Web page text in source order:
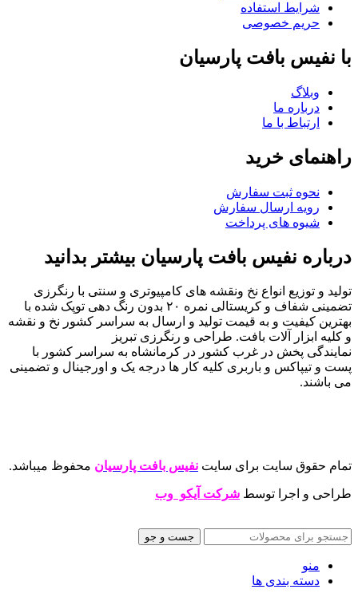
شرایط استفاده
حریم خصوصی
با نفیس بافت پارسیان
وبلاگ
درباره ما
ارتباط با ما
راهنمای خرید
نحوه ثبت سفارش
رویه ارسال سفارش
شیوه های پرداخت
درباره نفیس بافت پارسیان بیشتر بدانید
تولید و توزیع انواع نخ ونقشه های کامپیوتری و سنتی با رنگرزی
تضمینی شفاف و کریستالی نمره ۲۰ بدون رنگ دهی توپک شده با
بهترین کیفیت و به قیمت تولید و ارسال به سراسر کشور نخ و نقشه
و کلیه ابزار آلات بافت. طراحی و رنگرزی تبریز
نمایندگی پخش در غرب کشور در کرمانشاه به سراسر کشور با
پست و تیپاکس و باربری کلیه کار ها درجه یک و اورجینال و تضمینی
می باشند.
تمام حقوق سایت برای سایت نفیس بافت پارسیان محفوظ میباشد.
طراحی و اجرا توسط شرکت آیکو وب
جست و جو
منو
دسته بندی ها